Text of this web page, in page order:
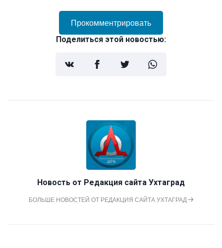
Прокомментрировать
Поделиться этой новостью:
Новость от Редакция сайта Ухтаград
БОЛЬШЕ НОВОСТЕЙ ОТ РЕДАКЦИЯ САЙТА УХТАГРАД